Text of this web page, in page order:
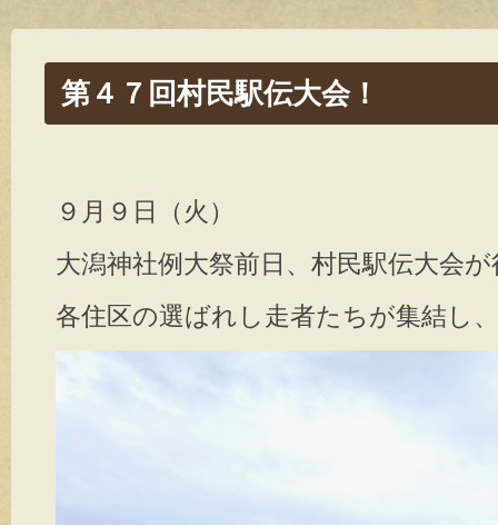
第４７回村民駅伝大会！
９月９日（火）
大潟神社例大祭前日、村民駅伝大会
各住区の選ばれし走者たちが集結し